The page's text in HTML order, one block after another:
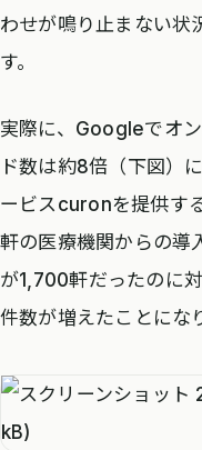
わせが鳴り止まない状
す。
実際に、Googleでオ
ド数は約8倍（下図）
ービスcuronを提供す
軒の医療機関からの導
が1,700軒だったのに
件数が増えたことにな